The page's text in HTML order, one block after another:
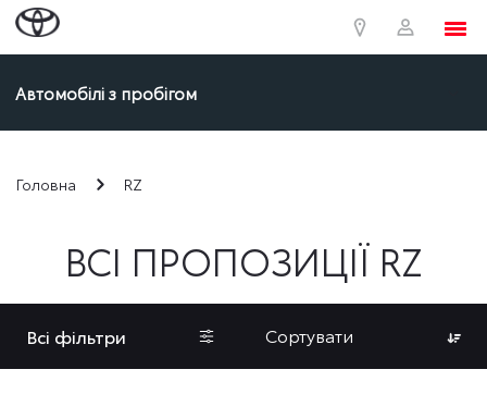
Автомобілі з пробігом
Головна RZ
ВСІ ПРОПОЗИЦІЇ RZ
Всі фільтри Сортувати